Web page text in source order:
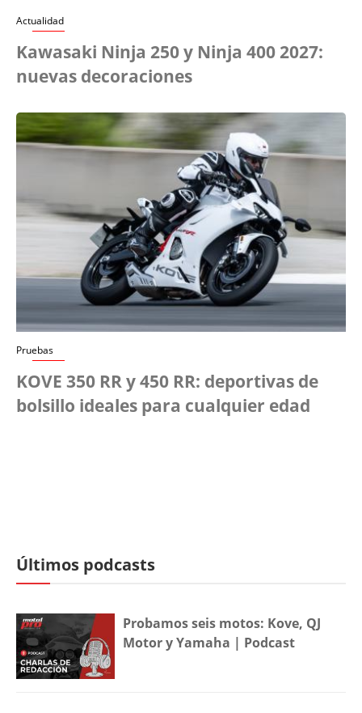
Actualidad
Kawasaki Ninja 250 y Ninja 400 2027:
nuevas decoraciones
Pruebas
KOVE 350 RR y 450 RR: deportivas de
bolsillo ideales para cualquier edad
Últimos podcasts
Probamos seis motos: Kove, QJ
Motor y Yamaha | Podcast